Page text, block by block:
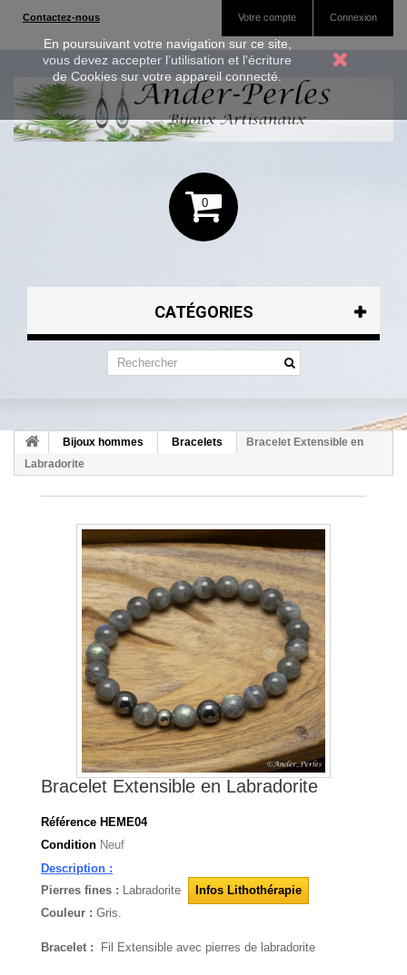
En poursuivant votre navigation sur ce site,
vous devez accepter l’utilisation et l'écriture
de Cookies sur votre appareil connecté.
Connexion
Votre compte
Contactez-nous
0
CATÉGORIES
Bijoux hommes Bracelets
Bracelet Extensible en
Labradorite
Bracelet Extensible en Labradorite
Référence HEME04
Condition Neuf
Description :
Pierres fines : Labradorite
Infos Lithothérapie
Couleur : Gris.
Bracelet : Fil Extensible avec pierres de labradorite